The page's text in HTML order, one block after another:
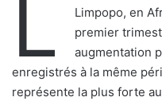
L
Limpopo, en
premier
augmentation
enregistrés à la même
représente la plus forte